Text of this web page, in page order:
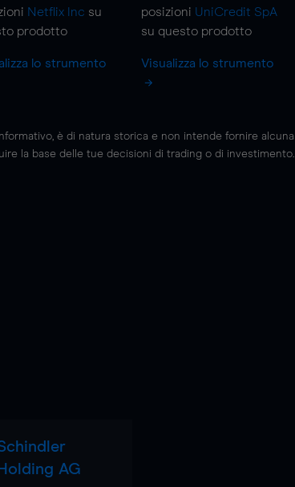
Netflix Inc su
prodotto
lo strumento
posizioni UniCredit SpA
su questo prodotto
Visualizza lo strumento
è di natura storica e non intende fornire alcuna
la base delle tue decisioni di trading o di investimento.
Holding AG